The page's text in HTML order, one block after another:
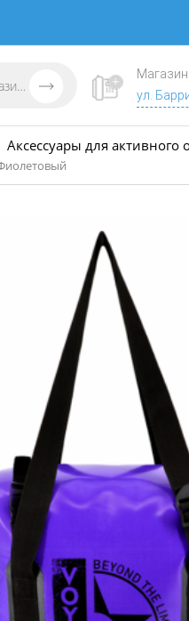
Магазин
ул.
Аксессуары для активного